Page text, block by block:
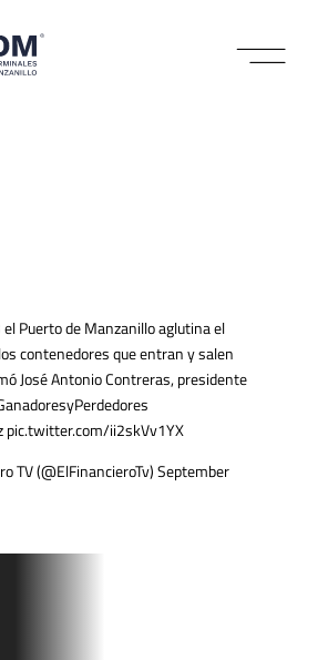
Puerto de Manzanillo aglutina el
contenedores que entran y salen
José Antonio Contreras, presidente
pic.twitter.com/ii2skVv1YX
TV (@ElFinancieroTv)September